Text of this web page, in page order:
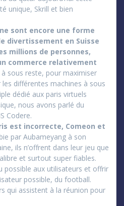
unique, Skrill et bien
sont encore une forme
divertissement en Suisse
millions de personnes,
commerce relativement
à sous reste, pour maximiser
différentes machines à sous
dédié aux paris virtuels
nous avons parlé du
Codere.
est incorrecte, Comeon et
par Aubameyang à son
ils n’offrent dans leur jeu que
et surtout super fiables.
possible aux utilisateurs et offrir
possible, du football.
qui assistent à la réunion pour